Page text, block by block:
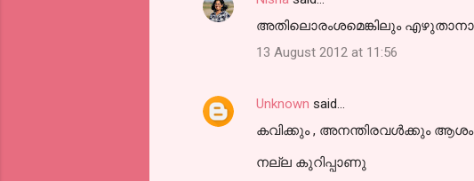
അതിലൊരംശമെങ്കിലും
13 August 2012 at 11:56
Unknown said…
കവിക്കും , അനന്തിരവൾക്കും
നല്ല കുറിപ്പാണു